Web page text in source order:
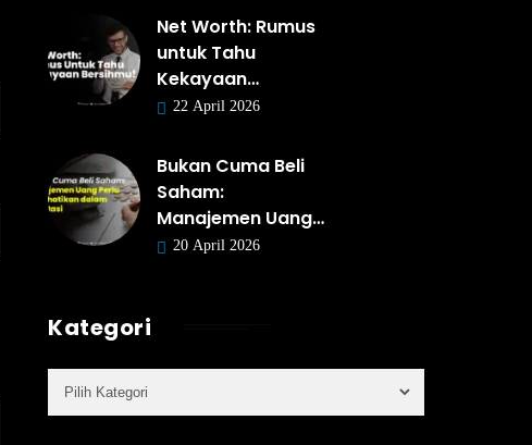
Net Worth: Rumus
untuk Tahu
Kekayaan…
22 April 2026
Bukan Cuma Beli
Saham:
Manajemen Uang…
20 April 2026
Kategori